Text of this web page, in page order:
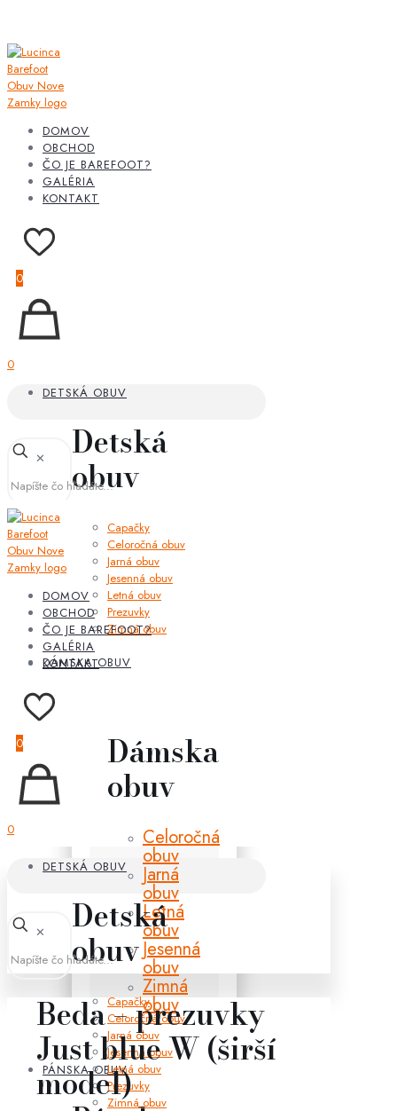
DOMOV
OBCHOD
ČO JE BAREFOOT?
GALÉRIA
KONTAKT
0
0
DETSKÁ OBUV
Detská
obuv
Capačky
Celoročná obuv
Jarná obuv
Jesenná obuv
Letná obuv
Prezuvky
Zimná obuv
DÁMSKA OBUV
Dámska
obuv
Celoročná
obuv
Jarná
obuv
Letná
obuv
Jesenná
obuv
Zimná
obuv
PÁNSKA OBUV
✕
DOMOV
OBCHOD
ČO JE BAREFOOT?
GALÉRIA
KONTAKT
0
0
DETSKÁ OBUV
Detská
obuv
Capačky
Celoročná obuv
Jarná obuv
Jesenná obuv
Letná obuv
Prezuvky
Zimná obuv
✕
Beda – prezuvky
Just blue W (širší
model)